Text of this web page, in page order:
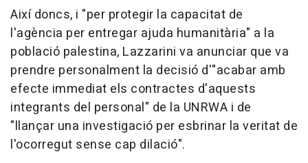
Així doncs, i "per protegir la capacitat de
l'agència per entregar ajuda humanitària" a la
població palestina, Lazzarini va anunciar que va
prendre personalment la decisió d'"acabar amb
efecte immediat els contractes d'aquests
integrants del personal" de la UNRWA i de
"llançar una investigació per esbrinar la veritat de
l'ocorregut sense cap dilació".